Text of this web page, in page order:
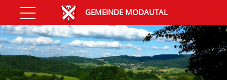
GEMEINDE MODAUTAL